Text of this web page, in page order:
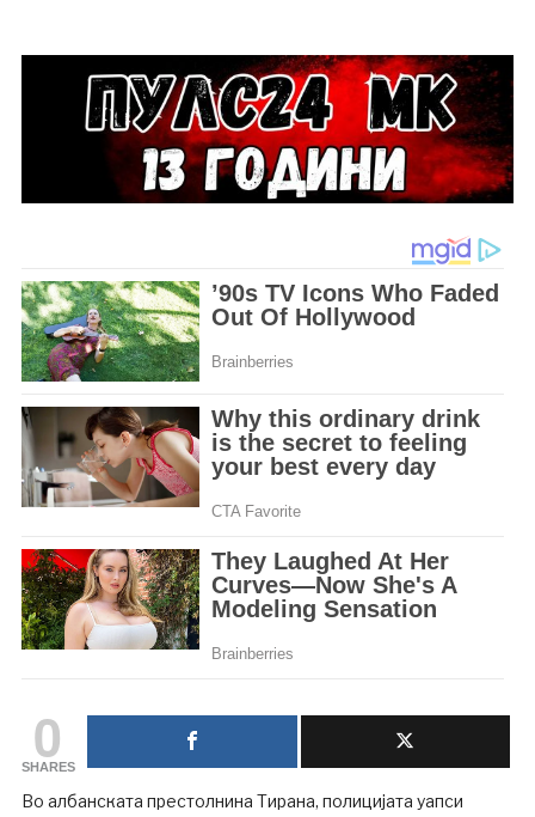
0
SHARES
Во албанската престолнина Тирана, полицијата уапси